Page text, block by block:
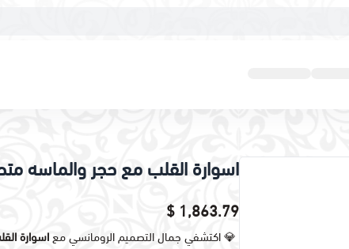
اسوارة القلب مع حجر والماسه
1,863.79 $
💎 اكتشفي جمال التصميم الرومانسي معاسوارة